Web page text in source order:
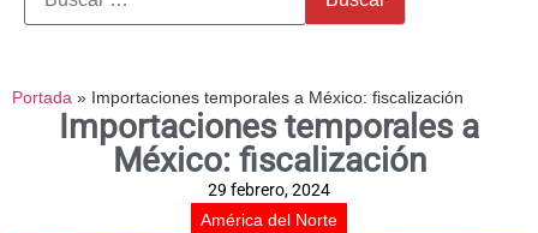
Portada » Importaciones temporales a México: fiscalización
Importaciones temporales a
México: fiscalización
29 febrero, 2024
América del Norte